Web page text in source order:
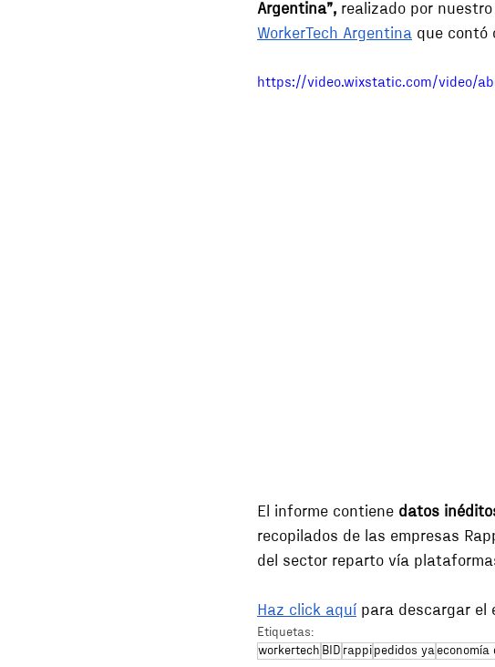
Argentina”, realizado por
WorkerTech Argentina que contó
https://video.wixstatic.com/video/
El informe contiene datos
recopilados de las empresas
del sector reparto vía
Haz click aquí para descargar el
Etiquetas:
workertech BID rappi pedidos yaeconomía